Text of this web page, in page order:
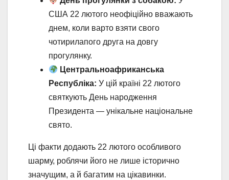
США 22 лютого неофіційно вважають
днем, коли варто взяти свого
чотирилапого друга на довгу
прогулянку.
Центральноафриканська
Республіка: У цій країні 22 лютого
святкують День народження
Президента — унікальне національне
свято.
Ці факти додають 22 лютого особливого
шарму, роблячи його не лише історично
значущим, а й багатим на цікавинки.